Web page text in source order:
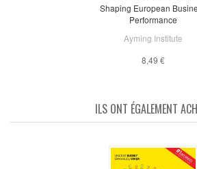
Shaping European
Performance
Ayming Institute
8,49 €
ILS ONT ÉGALEMENT